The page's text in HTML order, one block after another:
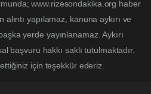
www.rizesondakika.org haber
yapılamaz, kanuna aykırı ve
yerde yayınlanamaz. Aykırı
başvuru hakkı saklı tutulmaktadır.
için teşekkür ederiz.